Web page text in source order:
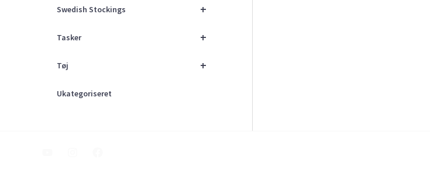
+
Swedish Stockings
+
Tasker
+
Tøj
Ukategoriseret